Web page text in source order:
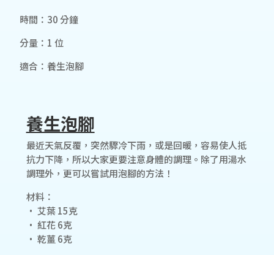
時間：30 分鐘
分量：1 位
適合：養生泡腳
養生泡腳
最近天氣反覆，突然驟冷下雨，或是回暖，容易使人抵
抗力下降，所以大家更要注意身體的調理。除了用湯水
調理外，更可以嘗試用泡腳的方法！
材料：
• 艾葉 15克
• 紅花 6克
• 乾薑 6克